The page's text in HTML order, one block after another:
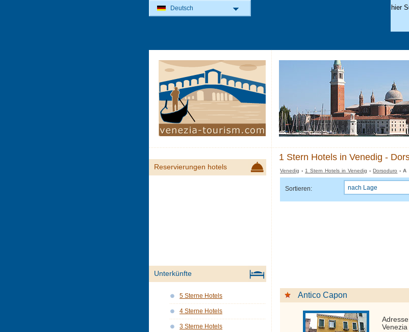
1 Stern Hotels in Venedig -
Venedig › 1 Stern Hotels in Venedig ›Dorsoduro › A
Sortieren: nach Lage
Antico Capon
Venezia
Reservierungen hotels
Unterkünfte
5 Sterne Hotels
4 Sterne Hotels
3 Sterne Hotels
Deutsch